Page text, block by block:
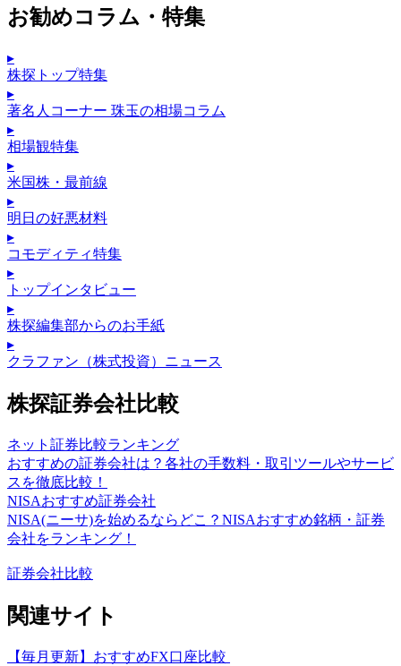
お勧めコラム・特集
▸
株探トップ特集
▸
著名人コーナー 珠玉の相場コラム
▸
相場観特集
▸
米国株・最前線
▸
明日の好悪材料
▸
コモディティ特集
▸
トップインタビュー
▸
株探編集部からのお手紙
▸
クラファン（株式投資）ニュース
株探証券会社比較
ネット証券比較ランキング
おすすめの証券会社は？各社の手数料・取引ツールやサービ
スを徹底比較！
NISAおすすめ証券会社
NISA(ニーサ)を始めるならどこ？NISAおすすめ銘柄・証券
会社をランキング！
証券会社比較
関連サイト
【毎月更新】おすすめFX口座比較